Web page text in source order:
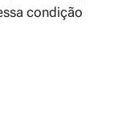
condição